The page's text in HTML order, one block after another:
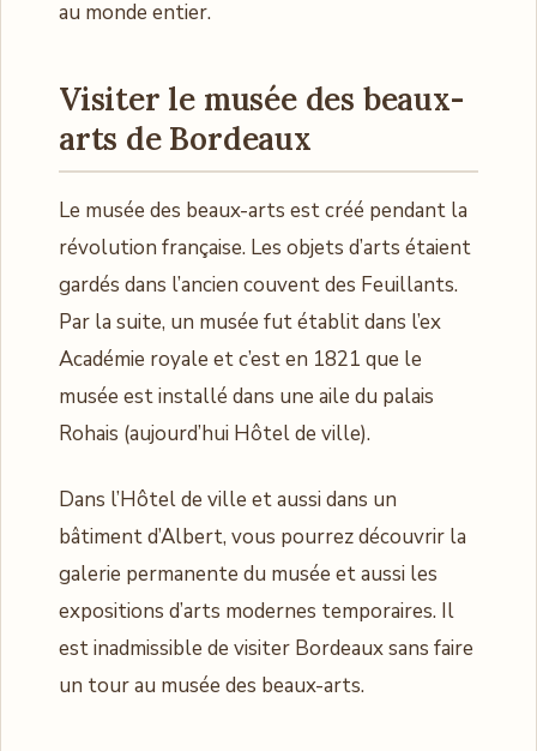
au monde entier.
Visiter le musée des beaux-
arts de Bordeaux
Le musée des beaux-arts est créé pendant la
révolution française. Les objets d’arts étaient
gardés dans l’ancien couvent des Feuillants.
Par la suite, un musée fut établit dans l’ex
Académie royale et c’est en 1821 que le
musée est installé dans une aile du palais
Rohais (aujourd’hui Hôtel de ville).
Dans l’Hôtel de ville et aussi dans un
bâtiment d’Albert, vous pourrez découvrir la
galerie permanente du musée et aussi les
expositions d’arts modernes temporaires. Il
est inadmissible de visiter Bordeaux sans faire
un tour au musée des beaux-arts.